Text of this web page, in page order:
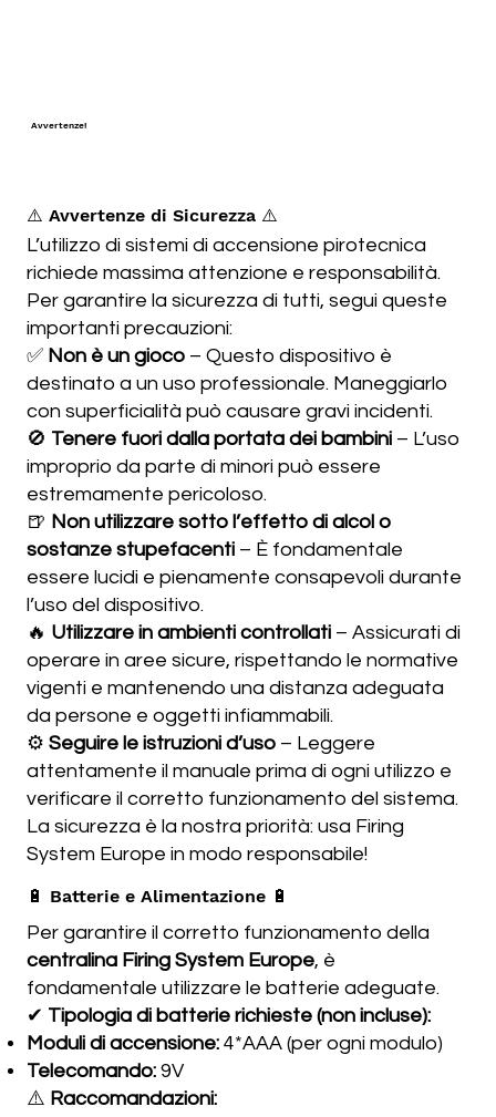
Avvertenze!
⚠️ Avvertenze di Sicurezza ⚠️
L’utilizzo di sistemi di accensione pirotecnica
richiede massima attenzione e responsabilità.
Per garantire la sicurezza di tutti, segui queste
importanti precauzioni:
✅ Non è un gioco– Questo dispositivo è
destinato a un uso professionale. Maneggiarlo
con superficialità può causare gravi incidenti.
🚫 Tenere fuori dalla portata dei bambini– L’uso
improprio da parte di minori può essere
estremamente pericoloso.
🍺 Non utilizzare sotto l’effetto di alcol o
sostanze stupefacenti– È fondamentale
essere lucidi e pienamente consapevoli durante
l’uso del dispositivo.
🔥 Utilizzare in ambienti controllati– Assicurati di
operare in aree sicure, rispettando le normative
vigenti e mantenendo una distanza adeguata
da persone e oggetti infiammabili.
⚙️ Seguire le istruzioni d’uso– Leggere
attentamente il manuale prima di ogni utilizzo e
verificare il corretto funzionamento del sistema.
La sicurezza è la nostra priorità: usa Firing
System Europe in modo responsabile!
🔋 Batterie e Alimentazione 🔋
Per garantire il corretto funzionamento della
centralina Firing System Europe, è
fondamentale utilizzare le batterie adeguate.
✔ Tipologia di batterie richieste (non incluse):
Moduli di accensione:4*AAA (per ogni modulo)
Telecomando:9V
⚠️ Raccomandazioni: